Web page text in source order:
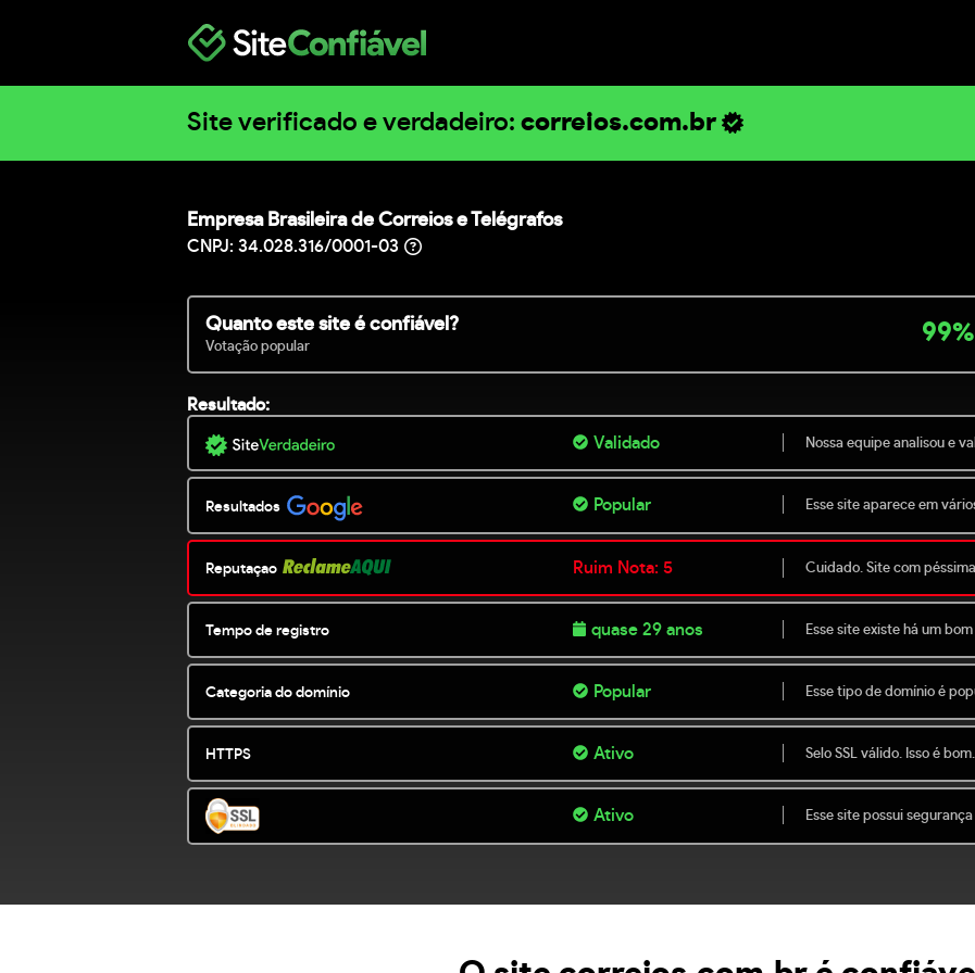
Site verificado e verdadeiro: correios.com.br
Empresa Brasileira de Correios e Telégrafos
CNPJ: 34.028.316/0001-03
Quanto este site é confiável?
Votação popular
99%
Resultado:
Validado Nossa equipe analisou e
Resultados Popular Esse site aparece em
Reputaçao Ruim Nota: 5 Cuidado. Site com
Tempo de registro quase 29 anos Esse site existe há um
Categoria do domínio Popular Esse tipo de domínio é
HTTPS Ativo Selo SSL válido. Isso é bom.
Ativo Esse site possui